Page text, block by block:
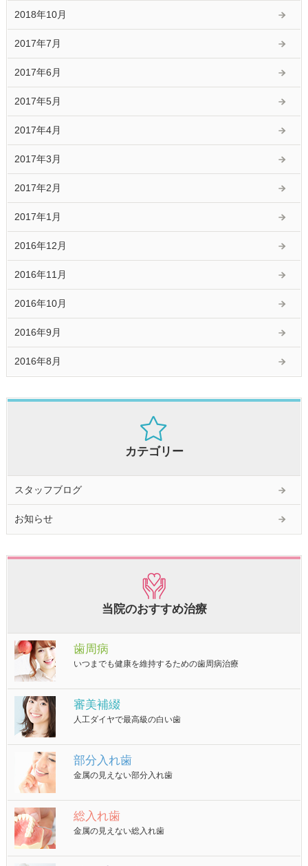
2018年10月
2017年7月
2017年6月
2017年5月
2017年4月
2017年3月
2017年2月
2017年1月
2016年12月
2016年11月
2016年10月
2016年9月
2016年8月
カテゴリー
スタッフブログ
お知らせ
当院のおすすめ治療
歯周病
いつまでも健康を維持するための歯周病治療
審美補綴
人工ダイヤで最高級の白い歯
部分入れ歯
金属の見えない部分入れ歯
総入れ歯
金属の見えない総入れ歯